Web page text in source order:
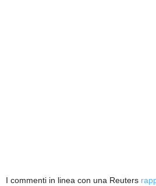
I commenti in linea con una Reuters